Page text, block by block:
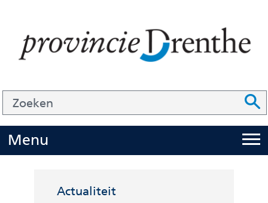
inhoud
Z
o
e
k
Menu
i
Actualiteit